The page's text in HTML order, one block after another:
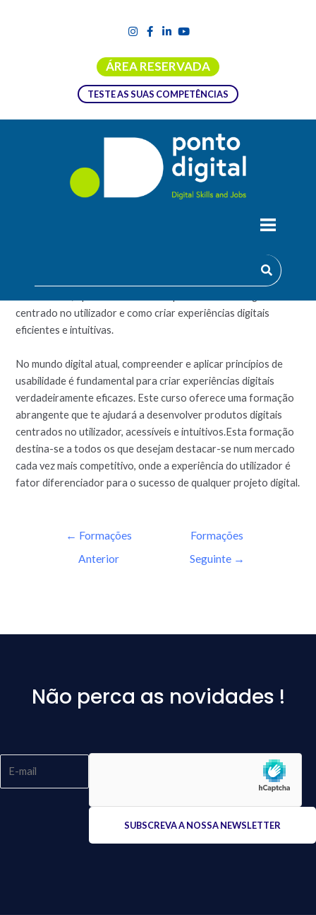
ÁREA RESERVADA
TESTE AS SUAS COMPETÊNCIAS
PRINCÍPIOS DE USABILIDADE DIGITAL
Descubra como a usabilidade transforma produtos digitais!
centrado no utilizador e como criar experiências digitais
eficientes e intuitivas.
No mundo digital atual, compreender e aplicar princípios de
usabilidade é fundamental para criar experiências digitais
verdadeiramente eficazes. Este curso oferece uma formação
abrangente que te ajudará a desenvolver produtos digitais
centrados no utilizador, acessíveis e intuitivos.Esta formação
destina-se a todos os que desejam destacar-se num mercado
cada vez mais competitivo, onde a experiência do utilizador é
fator diferenciador para o sucesso de qualquer projeto digital.
← Formações
Anterior
Formações
Seguinte →
Não perca as novidades !